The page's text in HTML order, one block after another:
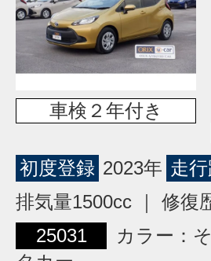
車検２年付き
初度登録 2023年 走
排気量1500cc ｜ 修復
25031
カラー：